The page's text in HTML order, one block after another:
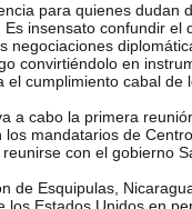
para quienes dudan
insensato confundir
negociaciones
convirtiéndolo en
cumplimiento cabal de
a cabo la primera
mandatarios de
con el gobierno
de Esquipulas,